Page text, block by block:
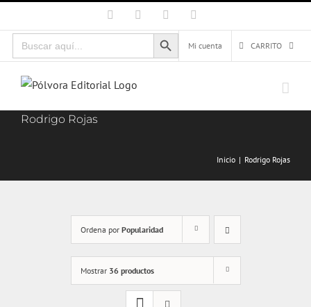
al
contenido
Facebook Instagram
Buscar:
Botón de búsqueda
Mi cuenta
CARRITO
Rodrigo Rojas
Inicio Rodrigo Rojas
Ordena por Popularidad
Mostrar 36 productos